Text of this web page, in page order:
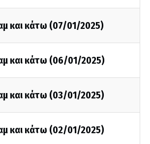
και κάτω (07/01/2025)
και κάτω (06/01/2025)
και κάτω (03/01/2025)
και κάτω (02/01/2025)